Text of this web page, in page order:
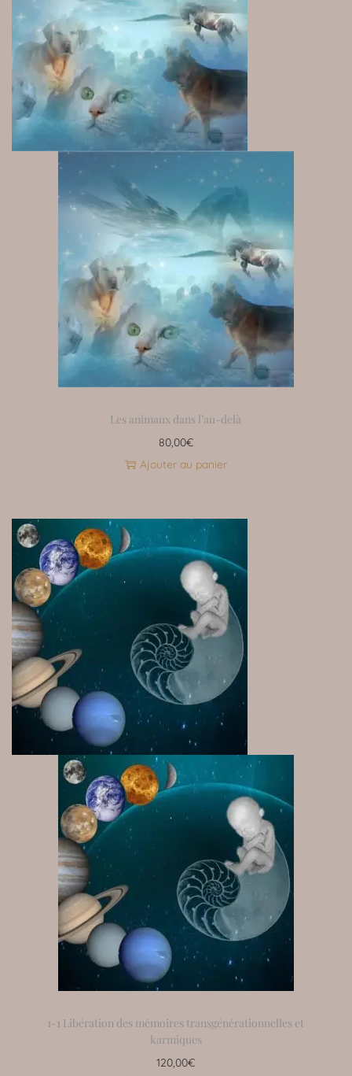
Les animaux dans l’au-delà
80,00€
Ajouter au panier
1-1 Libération des mémoires transgénérationnelles et
karmiques
120,00€